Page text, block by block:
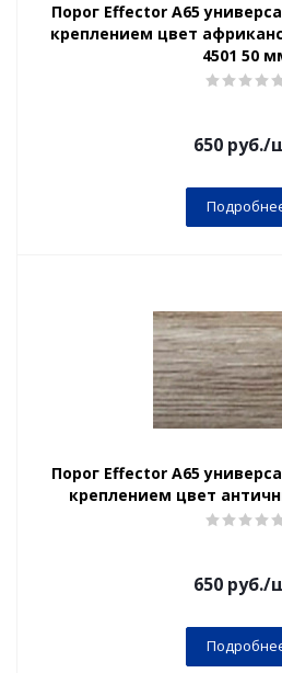
Порог Effector А65
креплением цвет
4501 50
650руб./
Порог Effector А65
креплением цвет
650руб./